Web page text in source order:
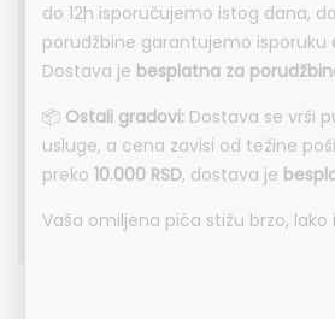
do 12h isporučujemo istog dana,
porudžbine garantujemo isporuku
Dostava je besplatna za
📦 Ostali gradovi: Dostava se vrši
usluge, a cena zavisi od težine
preko 10.000 RSD, dostava je
Vaša omiljena pića stižu brzo, lako